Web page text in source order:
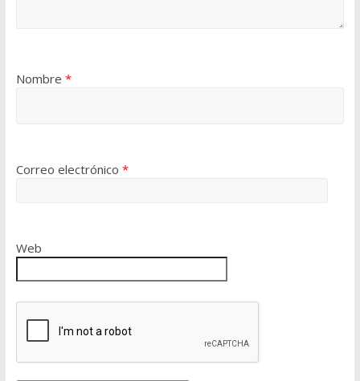
Nombre *
Correo electrónico *
Web